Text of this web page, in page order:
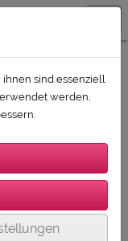
Boxen und HiFi
ihnen sind essenziell
werden,